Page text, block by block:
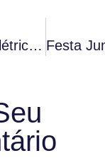
Bicicletas Elétricas Causam Polêmica Entre Moradores